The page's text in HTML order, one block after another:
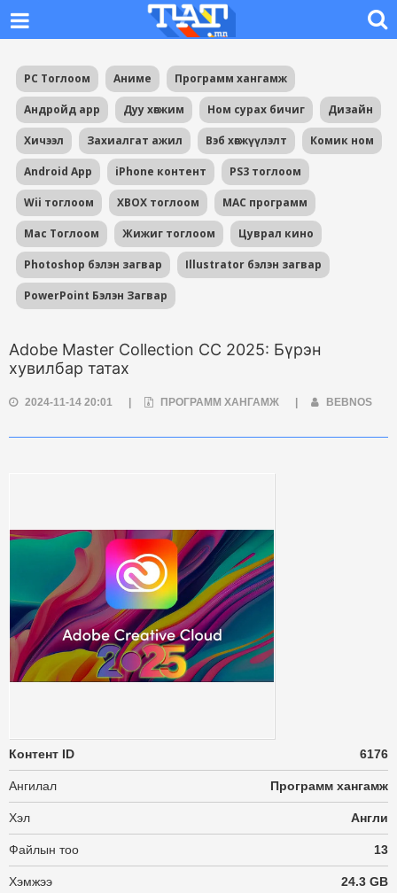
PC Тоглоом Аниме Программ хангамж
Андройд app Дуу хөгжим Ном сурах бичиг Дизайн
Хичээл Захиалгат ажил Вэб хөгжүүлэлт Комик ном
Android App iPhone контент PS3 тоглоом
Wii тоглоом XBOX тоглоом MAC программ
Mac Тоглоом Жижиг тоглоом Цуврал кино
Photoshop бэлэн загвар Illustrator бэлэн загвар
PowerPoint Бэлэн Загвар
Adobe Master Collection CC 2025: Бүрэн
хувилбар татах
2024-11-14 20:01 ПРОГРАММ ХАНГАМЖ BEBNOS
Контент ID 6176
Ангилал Программ хангамж
Хэл Англи
Файлын тоо 13
Хэмжээ 24.3 GB